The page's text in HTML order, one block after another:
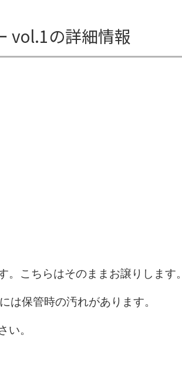
vol.1の詳細情報
こちらはそのままお譲りします。
は保管時の汚れがあります。
い。